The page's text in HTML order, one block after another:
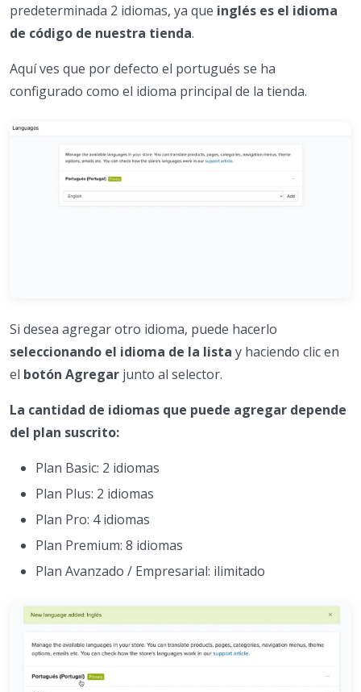
predeterminada 2 idiomas, ya que inglés es el idioma
de código de nuestra tienda.
Aquí ves que por defecto el portugués se ha
configurado como el idioma principal de la tienda.
Si desea agregar otro idioma, puede hacerlo
seleccionando el idioma de la lista y haciendo clic en
el botón Agregar junto al selector.
La cantidad de idiomas que puede agregar depende
del plan suscrito:
Plan Basic: 2 idiomas
Plan Plus: 2 idiomas
Plan Pro: 4 idiomas
Plan Premium: 8 idiomas
Plan Avanzado / Empresarial: ilimitado